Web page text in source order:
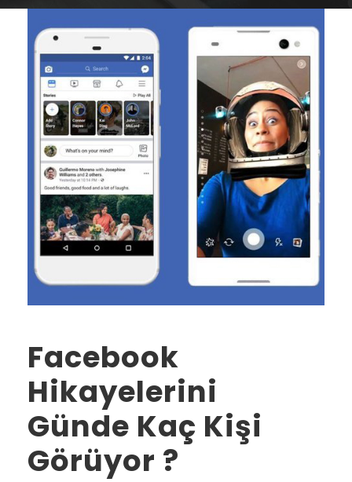
Facebook
Hikayelerini
Günde Kaç Kişi
Görüyor ?